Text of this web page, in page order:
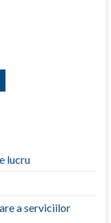
lucru
a serviciilor